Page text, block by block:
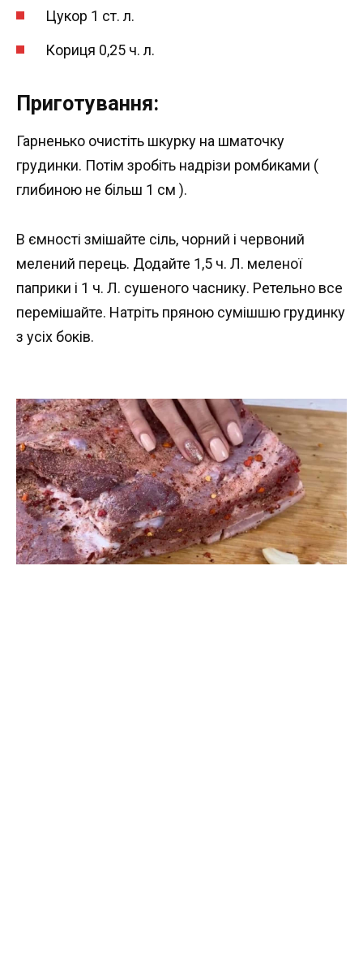
Цукор 1 ст. л.
Кориця 0,25 ч. л.
Приготування:
Гарненько очистіть шкурку на шматочку
грудинки. Потім зробіть надрізи ромбиками (
глибиною не більш 1 см ).
В ємності змішайте сіль, чорний і червоний
мелений перець. Додайте 1,5 ч. Л. меленої
паприки і 1 ч. Л. сушеного часнику. Ретельно все
перемішайте. Натріть пряною сумішшю грудинку
з усіх боків.